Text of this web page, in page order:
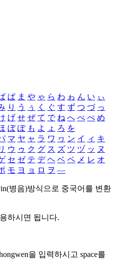
ぱ ま や ゃ ら わ ゎ ん い ぃ
り う ぅ く ぐ す ず つ づ っ
げ せ ぜ て で ね へ べ ぺ め
ぼ ぽ も よ ょ ろ を
マ ヤ ャ ラ ワ ヮ ン イ ィ キ
ウ ゥ ク グ ス ズ ツ ヅ ッ ヌ
セ ゼ テ デ ヘ ベ ペ メ レ オ
モ ヨ ョ ロ ヲ ―
병음)방식으로 중국어를 변환
하시면 됩니다.
을 입력하시고 space를